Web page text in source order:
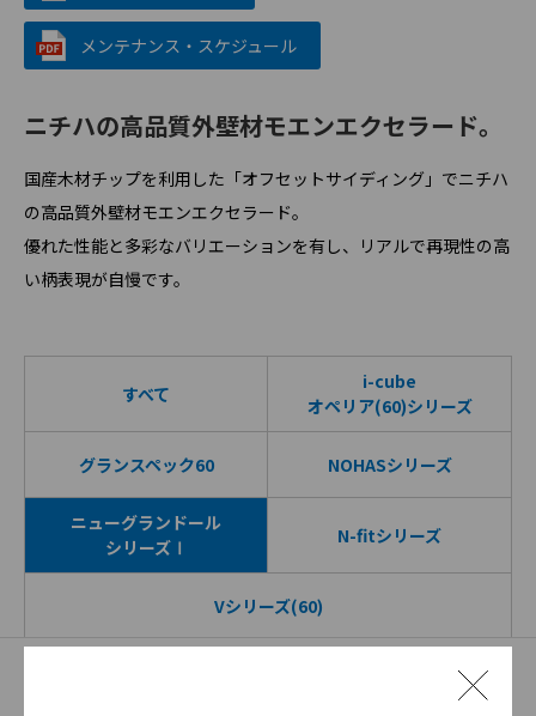
メンテナンス・スケジュール
ニチハの高品質外壁材モエンエクセラード。
国産木材チップを利用した「オフセットサイディング」でニチハ
の高品質外壁材モエンエクセラード。
優れた性能と多彩なバリエーションを有し、リアルで再現性の高
い柄表現が自慢です。
すべて
i-cube
オペリア(60)シリーズ
グランスペック60 NOHASシリーズ
ニューグランドール
シリーズⅠ
N-fitシリーズ
Vシリーズ(60)
すると商品情報を表示します。